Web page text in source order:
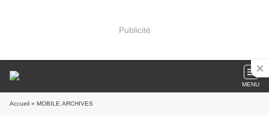
Publicité
MENU
Accueil » MOBILE.ARCHIVES